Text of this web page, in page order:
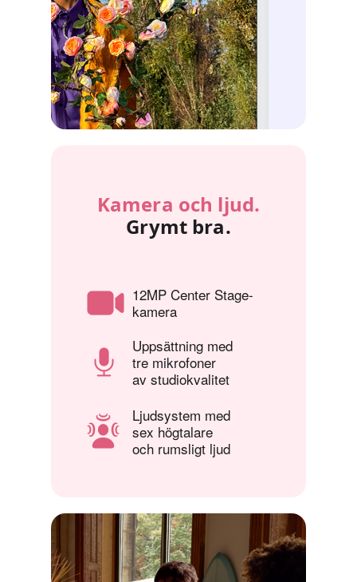
Kamera och ljud.
Grymt bra.
12MP Center Stage-
kamera
Uppsättning med
tre mikrofoner
av studiokvalitet
Ljudsystem med
sex högtalare
och rumsligt ljud